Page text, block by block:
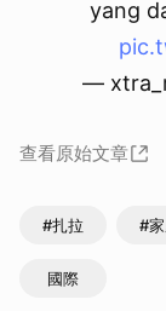
yang
—
查看原始文章
#扎拉 #
國際